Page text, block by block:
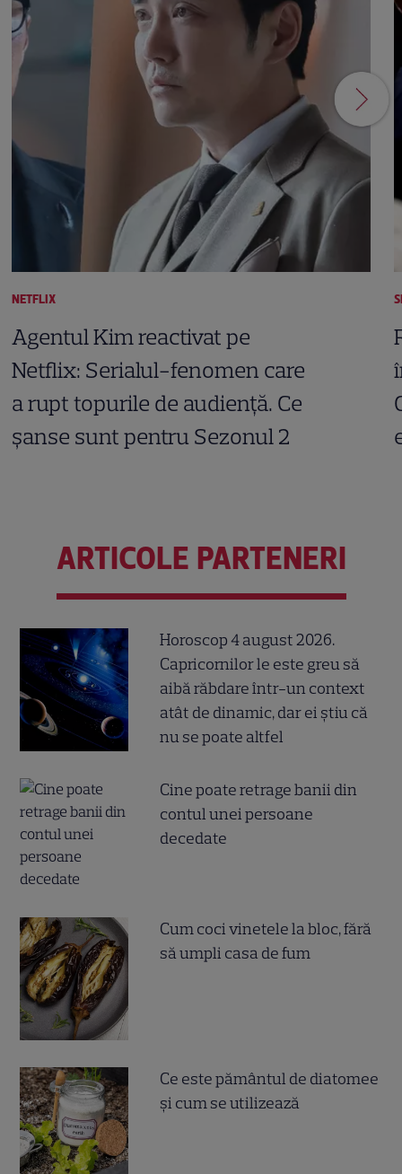
NETFLIX
Agentul Kim reactivat pe
Netflix: Serialul-fenomen care
a rupt topurile de audiență. Ce
șanse sunt pentru Sezonul 2
ARTICOLE PARTENERI
Horoscop 4 august 2026.
Capricornilor le este greu să
aibă răbdare într-un context
atât de dinamic, dar ei știu că
nu se poate altfel
Cine poate retrage banii din
contul unei persoane
decedate
Cum coci vinetele la bloc, fără
să umpli casa de fum
Ce este pământul de diatomee
și cum se utilizează